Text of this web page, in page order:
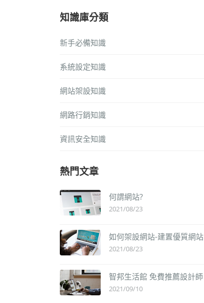
知識庫分類
新手必備知識
系統設定知識
網站架設知識
網路行銷知識
資訊安全知識
熱門文章
何謂網站?
2021/08/23
如何架設網站-建置優質網站
2021/08/23
智邦生活館 免費推薦設計師
2021/09/10